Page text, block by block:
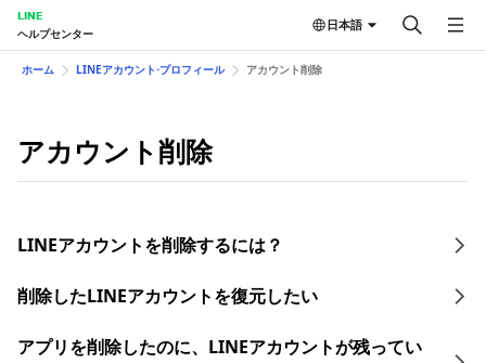
LINE
ヘルプセンター
日本語
ホーム LINEアカウント⋅プロフィール アカウント削除
アカウント削除
LINEアカウントを削除するには？
削除したLINEアカウントを復元したい
アプリを削除したのに、LINEアカウントが残ってい